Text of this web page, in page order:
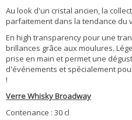
Au look d'un cristal ancien, la
parfaitement dans la tendance du
En high transparency pour une
brillances grâce aux moulures.
prise en main et permet une
d'événements et spécialement
!
Verre Whisky Broadway
Contenance : 30 cl